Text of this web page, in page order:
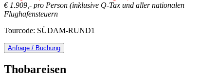
€ 1.909,- pro Person (inklusive Q-Tax und aller nationalen
Flughafensteuern
Tourcode: SÜDAM-RUND1
Anfrage / Buchung
Thobareisen